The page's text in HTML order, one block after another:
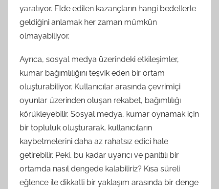
yaratıyor. Elde edilen kazançların hangi bedellerle
geldiğini anlamak her zaman mümkün
olmayabiliyor.
Ayrıca, sosyal medya üzerindeki etkileşimler,
kumar bağımlılığını teşvik eden bir ortam
oluşturabiliyor. Kullanıcılar arasında çevrimiçi
oyunlar üzerinden oluşan rekabet, bağımlılığı
körükleyebilir. Sosyal medya, kumar oynamak için
bir topluluk oluşturarak, kullanıcıların
kaybetmelerini daha az rahatsız edici hale
getirebilir. Peki, bu kadar uyarıcı ve parıltılı bir
ortamda nasıl dengede kalabiliriz? Kısa süreli
eğlence ile dikkatli bir yaklaşım arasında bir denge